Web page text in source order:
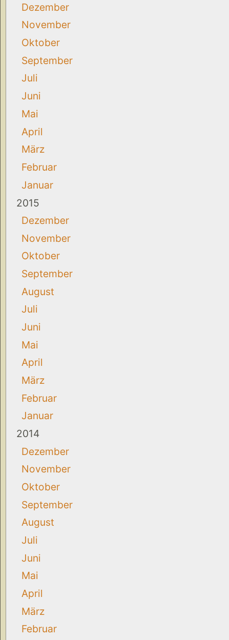
Dezember
November
Oktober
September
Juli
Juni
Mai
April
März
Februar
Januar
2015
Dezember
November
Oktober
September
August
Juli
Juni
Mai
April
März
Februar
Januar
2014
Dezember
November
Oktober
September
August
Juli
Juni
Mai
April
März
Februar